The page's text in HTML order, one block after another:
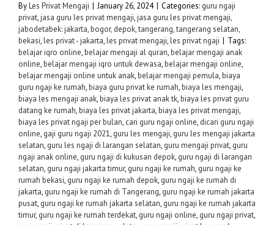
ByLes Privat Mengaji January 26, 2024 Categories: guru ngaji
privat,jasa guru les privat mengaji,jasa guru les privat mengaji,
jabodetabek: jakarta, bogor, depok, tangerang, tangerang selatan,
bekasi,les privat - jakarta,les privat mengaji,les privat ngaji
Tags:
belajar iqro online,belajar mengaji al quran,belajar mengaji anak
online,belajar mengaji iqro untuk dewasa,belajar mengaji online,
belajar mengaji online untuk anak,belajar mengaji pemula,biaya
guru ngaji ke rumah,biaya guru privat ke rumah,biaya les mengaji,
biaya les mengaji anak,biaya les privat anak tk,biaya les privat guru
datang ke rumah,biaya les privat jakarta,biaya les privat mengaji,
biaya les privat ngaji per bulan, cari guru ngaji online, dicari guru ngaji
online, gaji guru ngaji 2021, guru les mengaji, guru les mengaji jakarta
selatan, guru les ngaji di larangan selatan, guru mengaji privat, guru
ngaji anak online, guru ngaji di kukusan depok, guru ngaji di larangan
selatan, guru ngaji jakarta timur, guru ngaji ke rumah, guru ngaji ke
rumah bekasi, guru ngaji ke rumah depok, guru ngaji ke rumah di
jakarta, guru ngaji ke rumah di Tangerang, guru ngaji ke rumah jakarta
pusat, guru ngaji ke rumah jakarta selatan, guru ngaji ke rumah jakarta
timur, guru ngaji ke rumah terdekat, guru ngaji online, guru ngaji privat,